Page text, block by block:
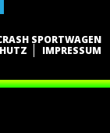
SPORTWAGEN
IMPRESSUM